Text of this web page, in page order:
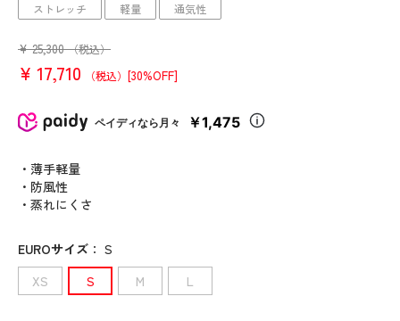
ストレッチ 軽量 通気性
¥ 25,300 （税込）
¥ 17,710 （税込） [30%OFF]
ペイディなら月々 ￥1,475
・薄手軽量
・防風性
・蒸れにくさ
EUROサイズ ： S
XS
S M L